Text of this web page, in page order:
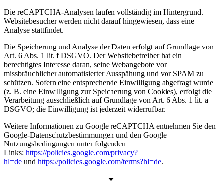
Die reCAPTCHA-Analysen laufen vollständig im Hintergrund.
Websitebesucher werden nicht darauf hingewiesen, dass eine
Analyse stattfindet.
Die Speicherung und Analyse der Daten erfolgt auf Grundlage von
Art. 6 Abs. 1 lit. f DSGVO. Der Websitebetreiber hat ein
berechtigtes Interesse daran, seine Webangebote vor
missbräuchlicher automatisierter Ausspähung und vor SPAM zu
schützen. Sofern eine entsprechende Einwilligung abgefragt wurde
(z. B. eine Einwilligung zur Speicherung von Cookies), erfolgt die
Verarbeitung ausschließlich auf Grundlage von Art. 6 Abs. 1 lit. a
DSGVO; die Einwilligung ist jederzeit widerrufbar.
Weitere Informationen zu Google reCAPTCHA entnehmen Sie den
Google-Datenschutzbestimmungen und den Google
Nutzungsbedingungen unter folgenden
Links: https://policies.google.com/privacy?
hl=de und https://policies.google.com/terms?hl=de.